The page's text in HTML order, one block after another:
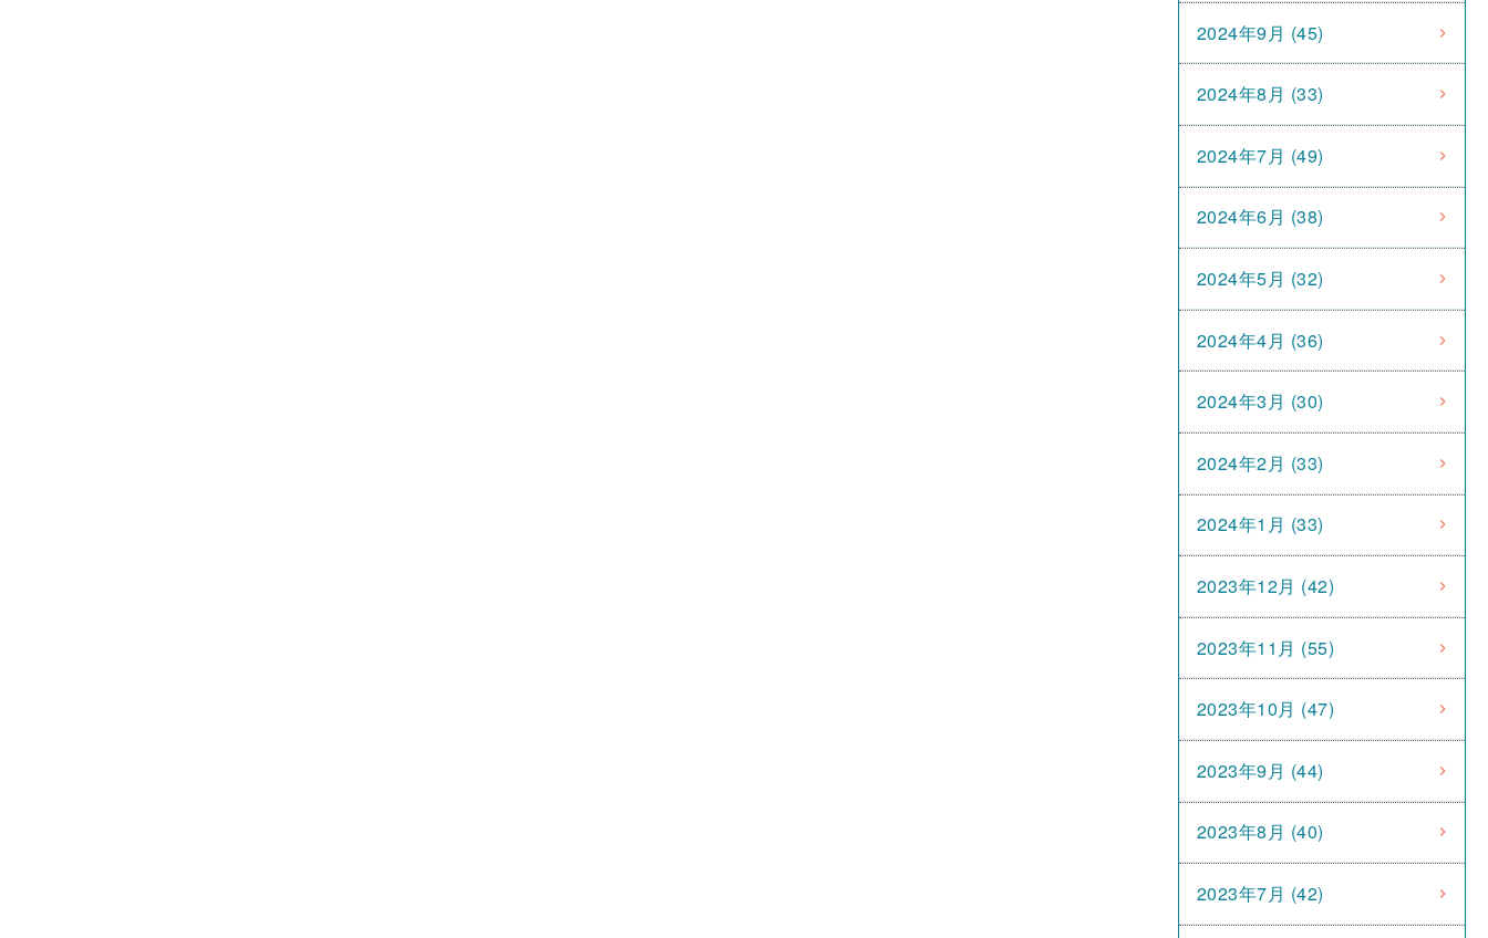
2024年9月 (45)
2024年8月 (33)
2024年7月 (49)
2024年6月 (38)
2024年5月 (32)
2024年4月 (36)
2024年3月 (30)
2024年2月 (33)
2024年1月 (33)
2023年12月 (42)
2023年11月 (55)
2023年10月 (47)
2023年9月 (44)
2023年8月 (40)
2023年7月 (42)